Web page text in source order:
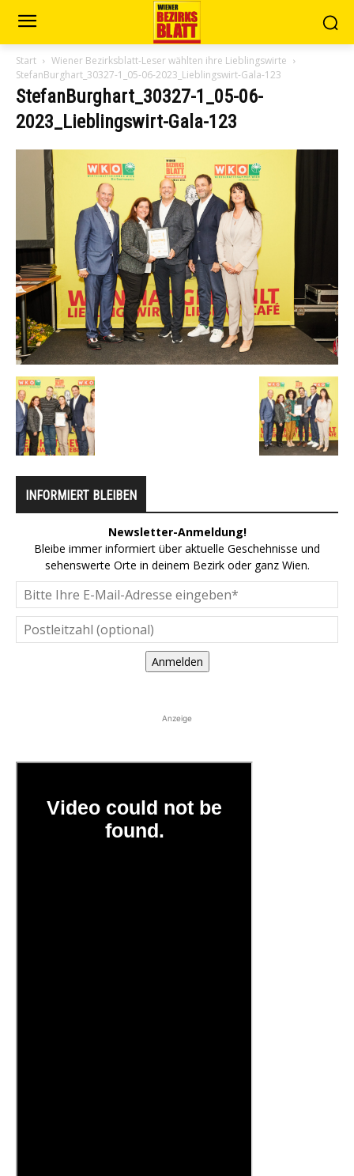
Start
Wiener Bezirksblatt-Leser wählten ihre Lieblingswirte
StefanBurghart_30327-1_05-06-2023_Lieblingswirt-Gala-123
StefanBurghart_30327-1_05-06-
2023_Lieblingswirt-Gala-123
INFORMIERT BLEIBEN
Newsletter-Anmeldung!
Bleibe immer informiert über aktuelle Geschehnisse und
sehenswerte Orte in deinem Bezirk oder ganz Wien.
Anmelden
Anzeige